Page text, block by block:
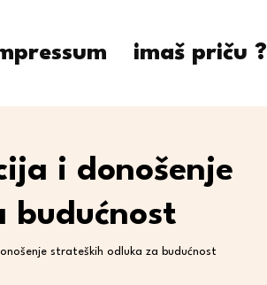
imaš priču ?
i donošenje
budućnost
strateških odluka za budućnost